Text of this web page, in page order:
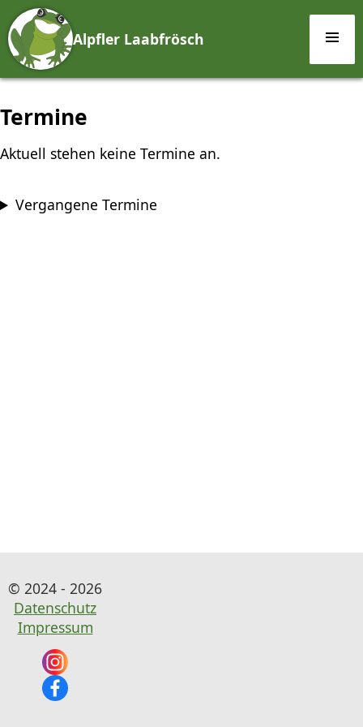
Alpfler Laabfrösch
Termine
Aktuell stehen keine Termine an.
Vergangene Termine
© 2024 - 2026
Datenschutz
Impressum